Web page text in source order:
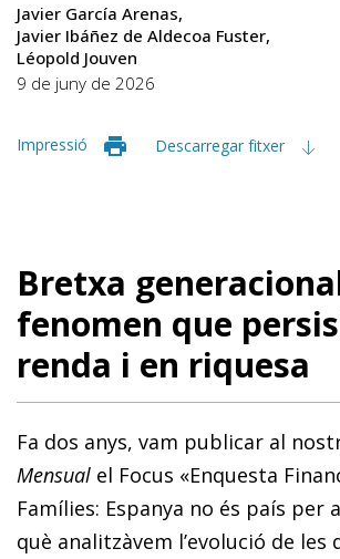
Javier García Arenas
Javier Ibáñez de Aldecoa Fuster
Léopold Jouven
9 de juny de 2026
Impressió Descarregar fitxer
Bretxa
fenomen que
renda i en riquesa
Fa dos anys, vam publicar al
Mensual el Focus «Enquesta
Famílies: Espanya no és país per
què analitzàvem l’evolució de les